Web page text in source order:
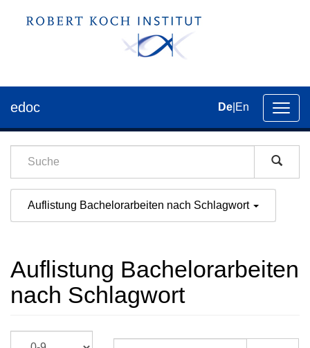
der
edoc De En
Auflistung Bachelorarbeiten nach Schlagwort
Auflistung Bachelorarbeiten
nach Schlagwort